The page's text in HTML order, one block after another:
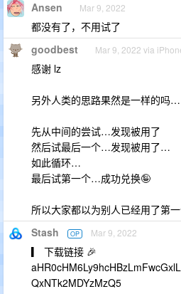
Ansen Mar 9, 2022
都没有了，不用试了
goodbest Mar 9, 2022 via
感谢 lz
另外人类的思路果然是一样的吗…
先从中间的尝试…发现被用了
然后试最后一个…发现被用了…
如此循环…
最后试第一个…成功兑换🤪
所以大家都以为别人已经用了第
Stash OP Mar 9, 2022
▎ 下载链接 🎉
QxNTk2MDYzMzQ5